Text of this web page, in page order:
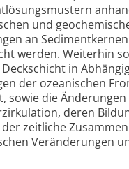
und
an
werden. Weiterhin
in
der ozeanischen
sowie die
deren
zeitliche
Verän­derungen